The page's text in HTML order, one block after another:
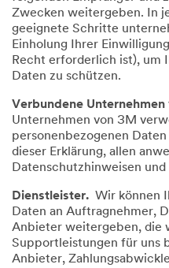
Zwecken weitergeben. In
geeignete Schritte
Einholung Ihrer
Recht erforderlich ist), um
Daten zu schützen.
Verbundene Unternehmen
Unternehmen von 3M
personenbezogenen
dieser Erklärung, allen
Datenschutzhinweisen
Dienstleister. Wir können
Daten an Auftragnehmer,
Anbieter weitergeben, die
Supportleistungen für uns
Anbieter,